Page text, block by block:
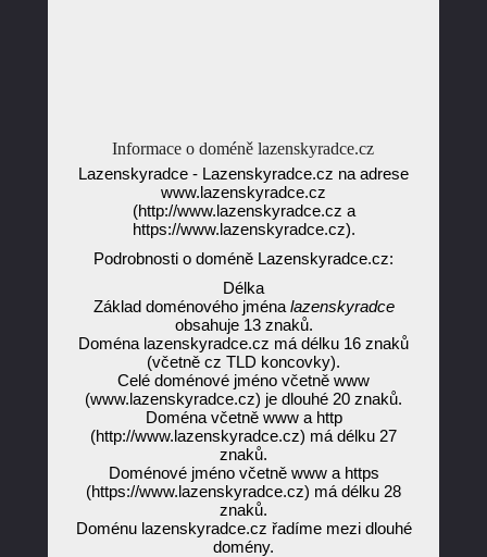
Informace o doméně lazenskyradce.cz
Lazenskyradce - Lazenskyradce.cz na adrese
www.lazenskyradce.cz
(http://www.lazenskyradce.cz a
https://www.lazenskyradce.cz).
Podrobnosti o doméně Lazenskyradce.cz:
Délka
Základ doménového jména lazenskyradce
obsahuje 13 znaků.
Doména lazenskyradce.cz má délku 16 znaků
(včetně cz TLD koncovky).
Celé doménové jméno včetně www
(www.lazenskyradce.cz) je dlouhé 20 znaků.
Doména včetně www a http
(http://www.lazenskyradce.cz) má délku 27
znaků.
Doménové jméno včetně www a https
(https://www.lazenskyradce.cz) má délku 28
znaků.
Doménu lazenskyradce.cz řadíme mezi dlouhé
domény.